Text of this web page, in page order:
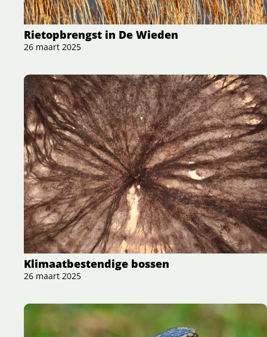
Rietopbrengst in De Wieden
26 maart 2025
Klimaatbestendige bossen
26 maart 2025